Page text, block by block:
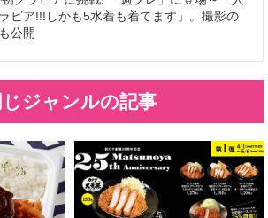
ビア!!!しかも5水着も着てます」。撮影の
公開
じジャンルの記事